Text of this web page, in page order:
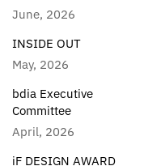
June, 2026
INSIDE OUT
May, 2026
bdia Executive
Committee
April, 2026
iF DESIGN AWARD